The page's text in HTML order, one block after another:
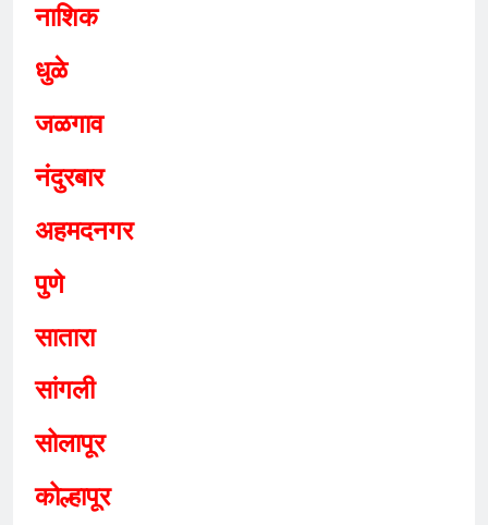
नाशिक
धुळे
जळगाव
नंदुरबार
अहमदनगर
पुणे
सातारा
सांगली
सोलापूर
कोल्हापूर